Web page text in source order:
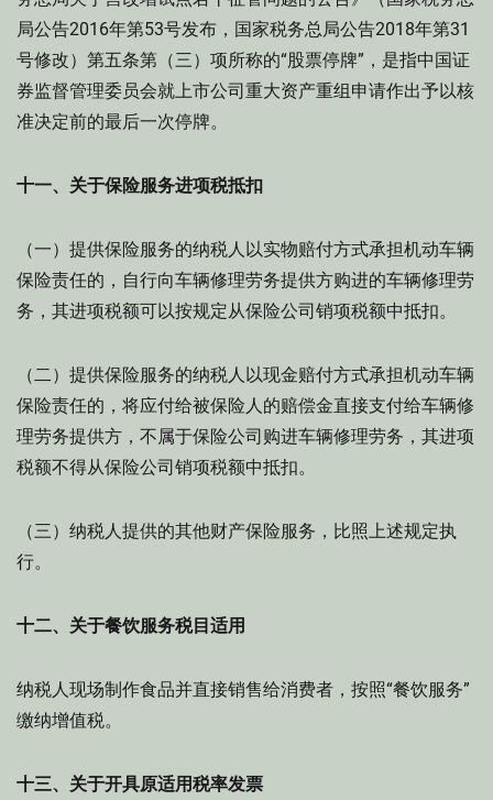
局公告2016年第53号发布，国家税务总局公告2018年第31
号修改）第五条第（三）项所称的“股票停牌”，是指中国证
券监督管理委员会就上市公司重大资产重组申请作出予以核
准决定前的最后一次停牌。
十一、关于保险服务进项税抵扣
（一）提供保险服务的纳税人以实物赔付方式承担机动车辆
保险责任的，自行向车辆修理劳务提供方购进的车辆修理劳
务，其进项税额可以按规定从保险公司销项税额中抵扣。
（二）提供保险服务的纳税人以现金赔付方式承担机动车辆
保险责任的，将应付给被保险人的赔偿金直接支付给车辆修
理劳务提供方，不属于保险公司购进车辆修理劳务，其进项
税额不得从保险公司销项税额中抵扣。
（三）纳税人提供的其他财产保险服务，比照上述规定执
行。
十二、关于餐饮服务税目适用
纳税人现场制作食品并直接销售给消费者，按照“餐饮服务”
缴纳增值税。
十三、关于开具原适用税率发票